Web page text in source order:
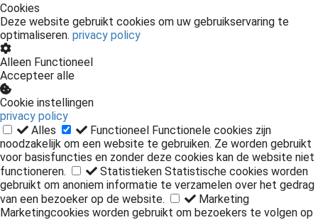
Cookies
Deze website gebruikt cookies om uw gebruikservaring te
optimaliseren. privacy policy
Alleen Functioneel
Accepteer alle
Cookie instellingen
privacy policy
Alles
Functioneel Functionele cookies zijn
noodzakelijk om een website te gebruiken. Ze worden gebruikt
voor basisfuncties en zonder deze cookies kan de website niet
functioneren.
Statistieken Statistische cookies worden
gebruikt om anoniem informatie te verzamelen over het gedrag
van een bezoeker op de website.
Marketing
Marketingcookies worden gebruikt om bezoekers te volgen op